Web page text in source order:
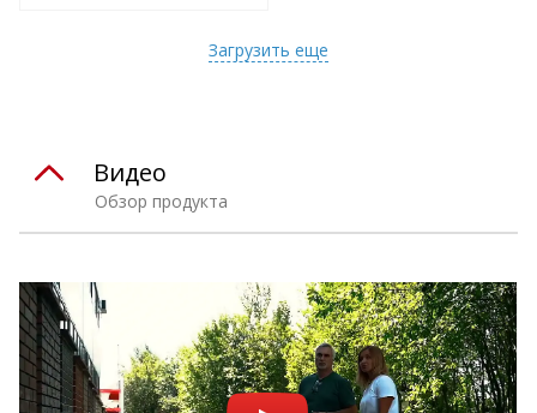
Загрузить еще
Обзор продукта
Видео